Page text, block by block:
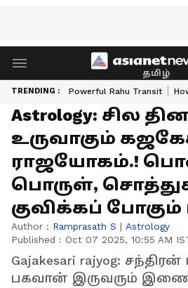
தமிழ்
TRENDING : Powerful Rahu Transit
Astrology: சில
உருவாகும்
ராஜயோகம்.!
பொருள்,
குவிக்கப் போகும்
Author : Ramprasath S | Astrology
Published : Oct 07 2025, 10:55 AM
Gajakesari rajyog: சந்திரன்
பகவான் இருவரும்